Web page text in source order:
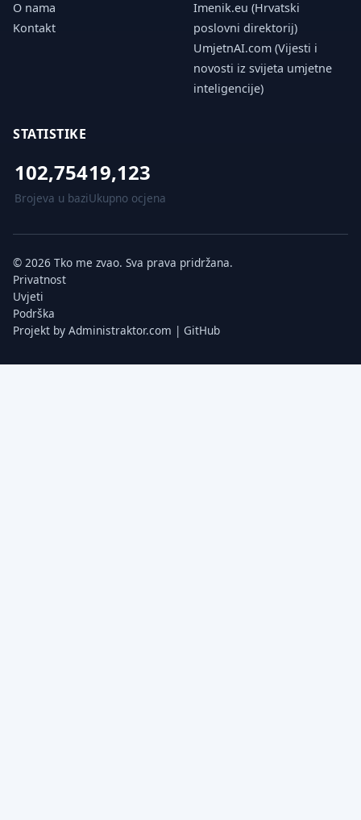
O nama
Kontakt
Imenik.eu (Hrvatski
poslovni direktorij)
UmjetnAI.com (Vijesti i
novosti iz svijeta umjetne
inteligencije)
STATISTIKE
102,754
Brojeva u bazi
19,123
Ukupno ocjena
© 2026 Tko me zvao. Sva prava pridržana.
Privatnost
Uvjeti
Podrška
Projekt by Administraktor.com | GitHub